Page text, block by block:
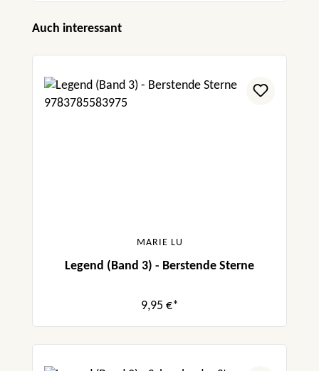
Produktgalerie überspringen
Auch interessant
MARIE LU
Legend (Band 3) - Berstende Sterne
9,95 €*